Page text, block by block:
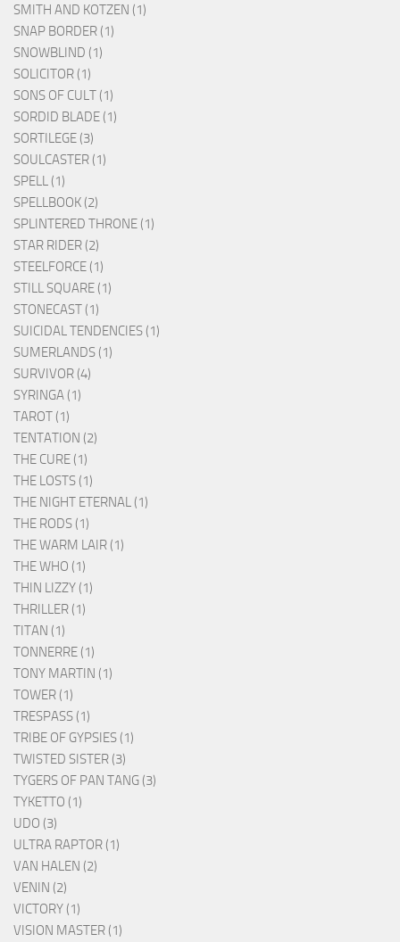
SMITH AND KOTZEN (1)
SNAP BORDER (1)
SNOWBLIND (1)
SOLICITOR (1)
SONS OF CULT (1)
SORDID BLADE (1)
SORTILEGE (3)
SOULCASTER (1)
SPELL (1)
SPELLBOOK (2)
SPLINTERED THRONE (1)
STAR RIDER (2)
STEELFORCE (1)
STILL SQUARE (1)
STONECAST (1)
SUICIDAL TENDENCIES (1)
SUMERLANDS (1)
SURVIVOR (4)
SYRINGA (1)
TAROT (1)
TENTATION (2)
THE CURE (1)
THE LOSTS (1)
THE NIGHT ETERNAL (1)
THE RODS (1)
THE WARM LAIR (1)
THE WHO (1)
THIN LIZZY (1)
THRILLER (1)
TITAN (1)
TONNERRE (1)
TONY MARTIN (1)
TOWER (1)
TRESPASS (1)
TRIBE OF GYPSIES (1)
TWISTED SISTER (3)
TYGERS OF PAN TANG (3)
TYKETTO (1)
UDO (3)
ULTRA RAPTOR (1)
VAN HALEN (2)
VENIN (2)
VICTORY (1)
VISION MASTER (1)